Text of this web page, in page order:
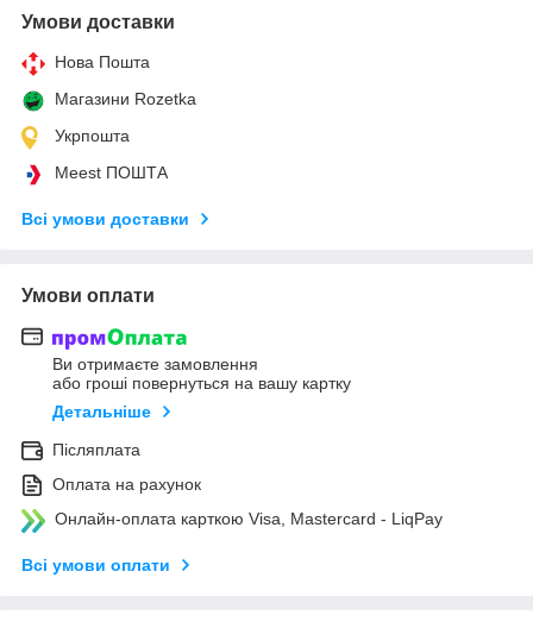
Умови доставки
Нова Пошта
Магазини Rozetka
Укрпошта
Meest ПОШТА
Всі умови доставки
Умови оплати
Ви отримаєте замовлення
або гроші повернуться на вашу картку
Детальніше
Післяплата
Оплата на рахунок
Онлайн-оплата карткою Visa, Mastercard - LiqPay
Всі умови оплати